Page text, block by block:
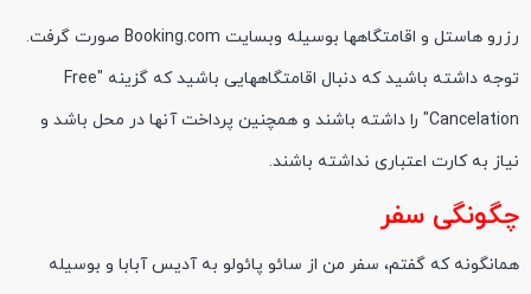
رزرو هاستل و اقامتگاهها بوسیله وبسایت Booking.com صورت گرفت.
توجه داشته باشید که دنبال اقامتگاههایی باشید که گزینه "Free
Cancelation" را داشته باشند و همچنین پرداخت آنها در محل باشد و
نیاز به کارت اعتباری نداشته باشند.
چگونگی سفر
همانگونه که گفتم، سفر من از سائو پائولو به آدیس آبابا و بوسیله